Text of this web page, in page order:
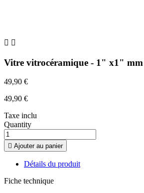
 
Vitre vitrocéramique - 1" x1"
49,90 €
49,90 €
Taxe inclu
Quantity
 Ajouter au panier
Détails du produit
Fiche technique